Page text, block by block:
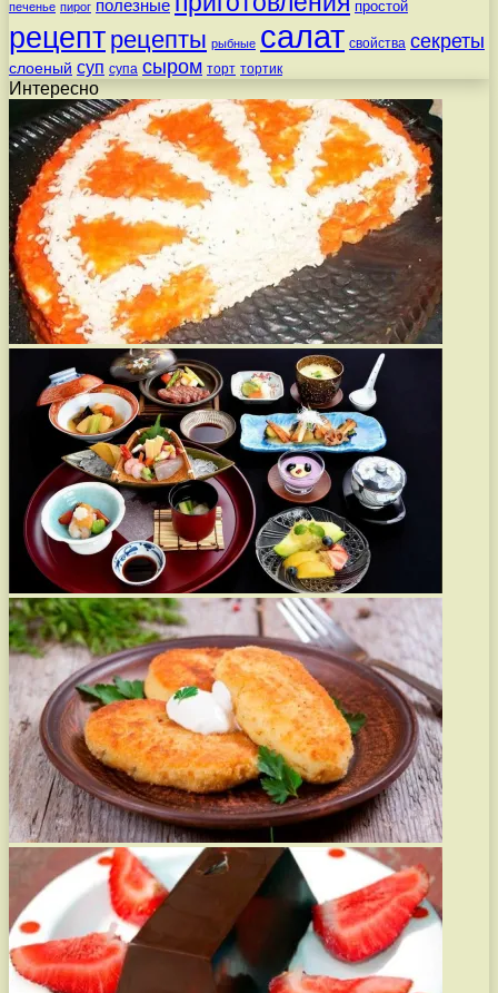
печенье пирог полезные простой
рецепт рецепты рыбные салат свойства секреты
слоеный суп супа сыром торт тортик
Интересно